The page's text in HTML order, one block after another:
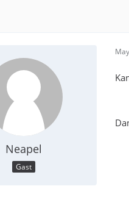
Neapel
Gast